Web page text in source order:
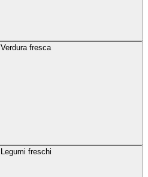
Verdura fresca
Legumi freschi